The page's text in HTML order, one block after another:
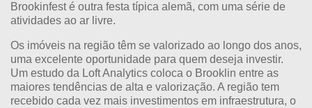
Brookinfest é outra festa típica alemã, com uma série de
atividades ao ar livre.
Os imóveis na região têm se valorizado ao longo dos anos,
uma excelente oportunidade para quem deseja investir.
Um estudo da Loft Analytics coloca o Brooklin entre as
maiores tendências de alta e valorização. A região tem
recebido cada vez mais investimentos em infraestrutura, o